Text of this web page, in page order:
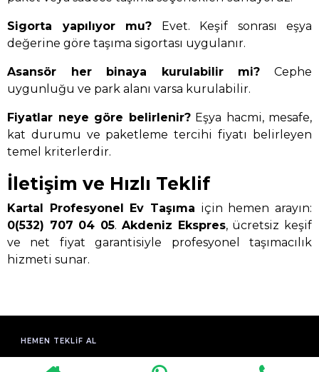
Sigorta yapılıyor mu? Evet. Keşif sonrası eşya
değerine göre taşıma sigortası uygulanır.
Asansör her binaya kurulabilir mi? Cephe
uygunluğu ve park alanı varsa kurulabilir.
Fiyatlar neye göre belirlenir?Eşya hacmi, mesafe,
kat durumu ve paketleme tercihi fiyatı belirleyen
temel kriterlerdir.
İletişim ve Hızlı Teklif
Kartal Profesyonel Ev Taşıma için hemen arayın:
0(532) 707 04 05. Akdeniz Ekspres, ücretsiz keşif
ve net fiyat garantisiyle profesyonel taşımacılık
hizmeti sunar.
HEMEN TEKLIF AL